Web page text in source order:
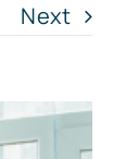
Next